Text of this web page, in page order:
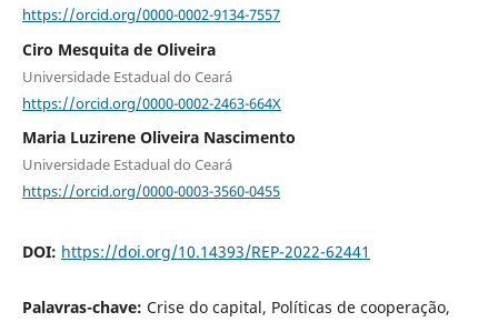
https://orcid.org/0000-0002-9134-7557
Ciro Mesquita de Oliveira
Universidade Estadual do Ceará
https://orcid.org/0000-0002-2463-664X
Maria Luzirene Oliveira Nascimento
Universidade Estadual do Ceará
https://orcid.org/0000-0003-3560-0455
DOI: https://doi.org/10.14393/REP-2022-62441
Palavras-chave: Crise do capital, Políticas de cooperação,